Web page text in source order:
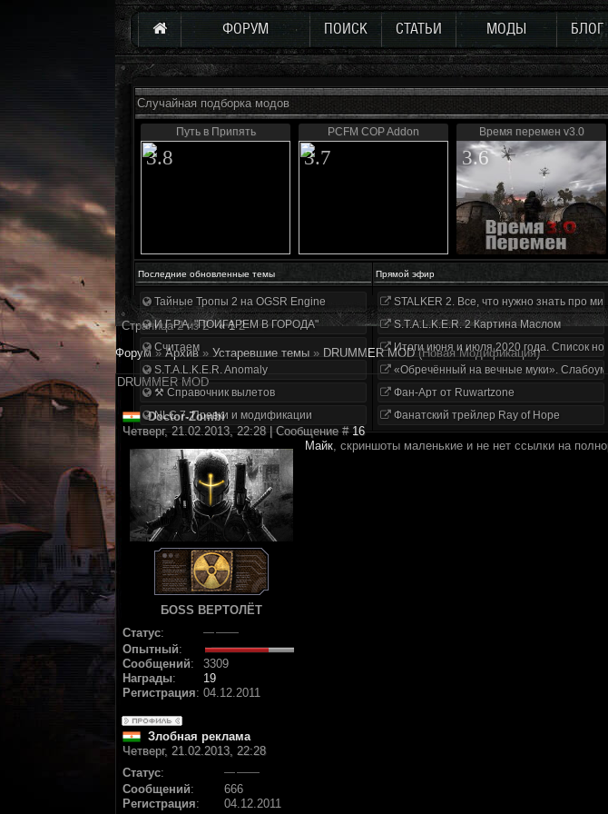
ФОРУМ ПОИСК СТАТЬИ МОДЫ БЛОГ
Случайная подборка модов
Путь в Припять
3.8
PCFM COP Addon
3.7
Время перемен v3.0
3.6
Последние обновленные темы Прямой эфир
Тайные Тропы 2 на OGSR Engine
И.Г.Р.А. "ПОИГАРЕМ В ГОРОДА"
Считаем
S.T.A.L.K.E.R. Anomaly
⚒ Справочник вылетов
NLC 7. Правки и модификации
STALKER 2. Все, что нужно знать про
S.T.A.L.K.E.R. 2 Картина Маслом
Итоги июня и июля 2020 года. Список
«Обречённый на вечные муки».
Фан-Арт от Ruwartzone
Фанатский трейлер Ray of Hope
Страница2из2 « 1 2
Форум » Архив » Устаревшие темы » DRUMMER MOD (Новая Модификация)
DRUMMER MOD
Doctor-Zombi
Четверг, 21.02.2013, 22:28 | Сообщение #16
БОSS ВЕРТОЛЁТ
Статус:
Опытный:
Сообщений:
3309
Награды:
19
Регистрация: 04.12.2011
Майк, скриншоты маленькие и не нет ссылки на
Злобная реклама
Четверг, 21.02.2013, 22:28
Статус:
Сообщений:
666
Регистрация: 04.12.2011